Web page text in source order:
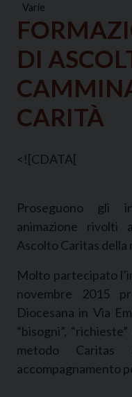
Varie
DI
CARITÀ
<![CDATA[
Proseguono gli
animazione
Ascolto Caritas
Molto partecipato
novembre 2015
Diocesana in Via
“bisogni”,
metodo
accompagnamento